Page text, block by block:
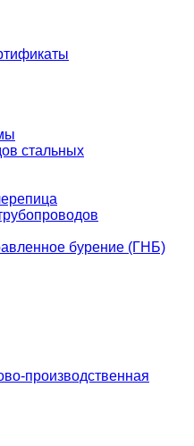
стальных
бурение (ГНБ)
производственная